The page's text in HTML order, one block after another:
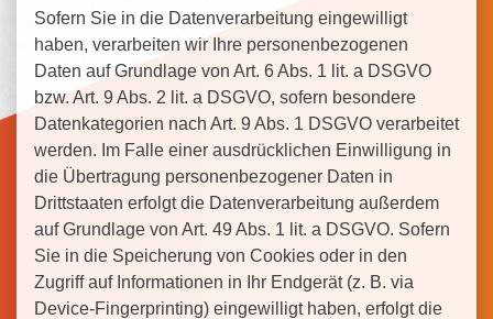
Sofern Sie in die Datenverarbeitung eingewilligt
haben, verarbeiten wir Ihre personenbezogenen
Daten auf Grundlage von Art. 6 Abs. 1 lit. a DSGVO
bzw. Art. 9 Abs. 2 lit. a DSGVO, sofern besondere
Datenkategorien nach Art. 9 Abs. 1 DSGVO verarbeitet
werden. Im Falle einer ausdrücklichen Einwilligung in
die Übertragung personenbezogener Daten in
Drittstaaten erfolgt die Datenverarbeitung außerdem
auf Grundlage von Art. 49 Abs. 1 lit. a DSGVO. Sofern
Sie in die Speicherung von Cookies oder in den
Zugriff auf Informationen in Ihr Endgerät (z. B. via
Device-Fingerprinting) eingewilligt haben, erfolgt die